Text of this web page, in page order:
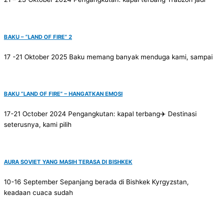
BAKU – “LAND OF FIRE” 2
17 -21 Oktober 2025 Baku memang banyak menduga kami, sampai
BAKU “LAND OF FIRE” – HANGATKAN EMOSI
17-21 October 2024 Pengangkutan: kapal terbang✈️ Destinasi
seterusnya, kami pilih
AURA SOVIET YANG MASIH TERASA DI BISHKEK
10-16 September Sepanjang berada di Bishkek Kyrgyzstan,
keadaan cuaca sudah